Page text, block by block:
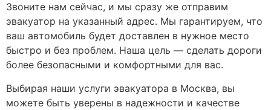
Звоните нам сейчас, и мы сразу же отправим
эвакуатор на указанный адрес. Мы гарантируем, что
ваш автомобиль будет доставлен в нужное место
быстро и без проблем. Наша цель — сделать дороги
более безопасными и комфортными для вас.
Выбирая наши услуги эвакуатора в Москва, вы
можете быть уверены в надежности и качестве